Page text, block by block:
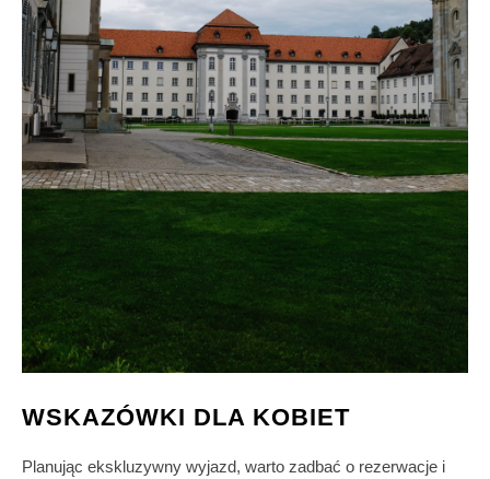
WSKAZÓWKI DLA KOBIET
Planując ekskluzywny wyjazd, warto zadbać o rezerwacje i